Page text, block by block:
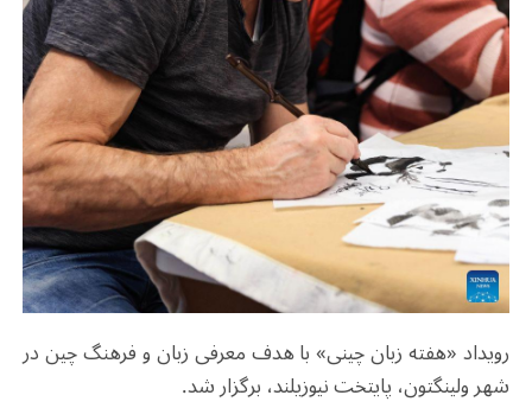
رویداد «هفته زبان چینی» با هدف معرفی زبان و فرهنگ چین در
شهر ولینگتون، پایتخت نیوزیلند، برگزار شد.